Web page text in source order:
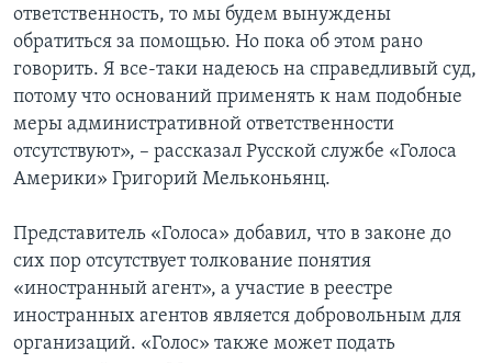
ответственность, то мы будем вынуждены
обратиться за помощью. Но пока об этом рано
говорить. Я все-таки надеюсь на справедливый суд,
потому что оснований применять к нам подобные
меры административной ответственности
отсутствуют», – рассказал Русской службе «Голоса
Америки» Григорий Мельконьянц.
Представитель «Голоса» добавил, что в законе до
сих пор отсутствует толкование понятия
«иностранный агент», а участие в реестре
иностранных агентов является добровольным для
организаций. «Голос» также может подать